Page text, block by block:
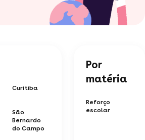
Curitiba
São
Bernardo
do Campo
Por
matéria
Reforço
escolar